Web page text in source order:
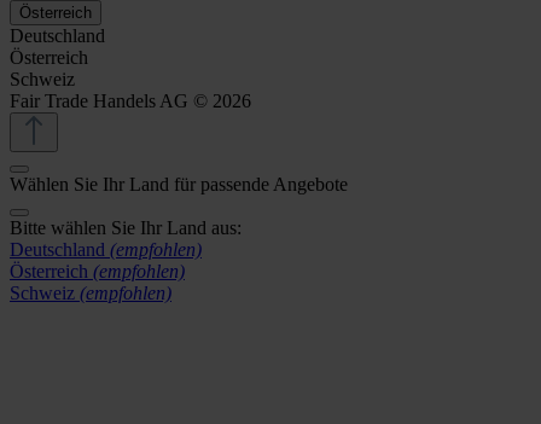
Österreich
Deutschland
Österreich
Schweiz
Fair Trade Handels AG © 2026
Wählen Sie Ihr Land für passende Angebote
Bitte wählen Sie Ihr Land aus:
Deutschland (empfohlen)
Österreich (empfohlen)
Schweiz (empfohlen)